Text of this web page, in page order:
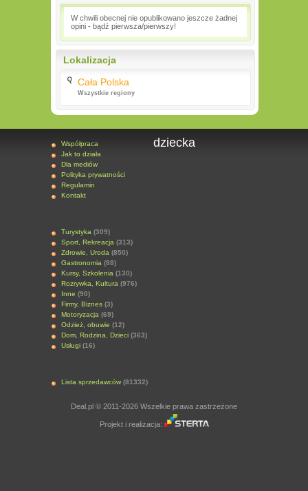
W chwili obecnej nie opublikowano jeszcze żadnej
opini - bądź pierwsza/pierwszy!
Lokalizacja
Cała Polska
Wszystkie regiony
Współpraca
Jak to działa
Dla mediów
Polityka prywatności
Regulamin
Kontakt
Turystyka (309)
Sport, Rekreacja (313)
Zdrowie, Uroda (850)
Gastronomia (88)
Kursy, Szkolenia (130)
Rozrywka, Kultura (976)
Inne (90)
Firmy, Biznes (3)
Motoryzacja (69)
Odzież, obuwie (12)
Dom, Rodzina, Dzieci (363)
Usługi (16)
Lista sprzedawców (81332)
dziecka
Deal.pl © 2011-2026 Wszelkie prawa zastrzeżone
Projekt i realizacja: